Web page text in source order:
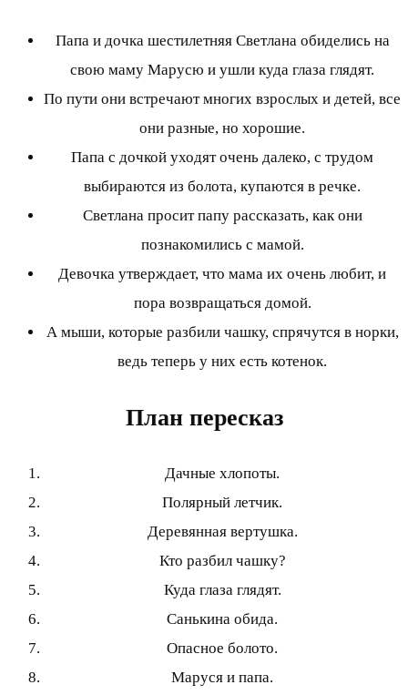
Папа и дочка шестилетняя Светлана обиделись на
свою маму Марусю и ушли куда глаза глядят.
По пути они встречают многих взрослых и детей, все
они разные, но хорошие.
Папа с дочкой уходят очень далеко, с трудом
выбираются из болота, купаются в речке.
Светлана просит папу рассказать, как они
познакомились с мамой.
Девочка утверждает, что мама их очень любит, и
пора возвращаться домой.
А мыши, которые разбили чашку, спрячутся в норки,
ведь теперь у них есть котенок.
План пересказ
Дачные хлопоты.
Полярный летчик.
Деревянная вертушка.
Кто разбил чашку?
Куда глаза глядят.
Санькина обида.
Опасное болото.
Маруся и папа.